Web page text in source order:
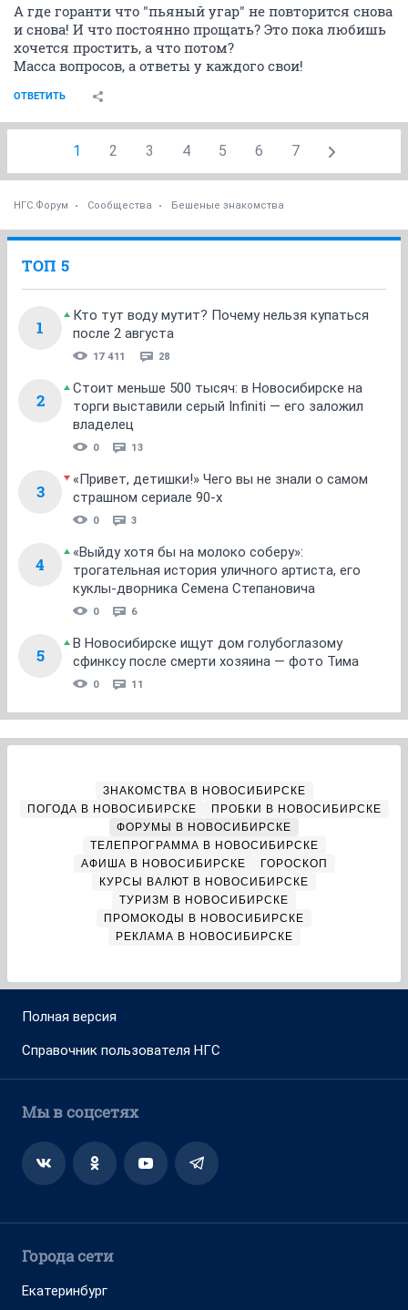
А где горанти что "пьяный угар" не повторится снова
и снова! И что постоянно прощать? Это пока любишь
хочется простить, а что потом?
Масса вопросов, а ответы у каждого свои!
ОТВЕТИТЬ
1 2 3 4 5 6 7
НГС.Форум Сообщества Бешеные знакомства
ТОП 5
1
Кто тут воду мутит? Почему нельзя купаться
после 2 августа
17 411 28
2
Стоит меньше 500 тысяч: в Новосибирске на
торги выставили серый Infiniti — его заложил
владелец
0 13
3
«Привет, детишки!» Чего вы не знали о самом
страшном сериале 90-х
0 3
4
«Выйду хотя бы на молоко соберу»:
трогательная история уличного артиста, его
куклы-дворника Семена Степановича
0 6
5
В Новосибирске ищут дом голубоглазому
сфинксу после смерти хозяина — фото Тима
0 11
ЗНАКОМСТВА В НОВОСИБИРСКЕ
ПОГОДА В НОВОСИБИРСКЕ
ПРОБКИ В НОВОСИБИРСКЕ
ФОРУМЫ В НОВОСИБИРСКЕ
ТЕЛЕПРОГРАММА В НОВОСИБИРСКЕ
АФИША В НОВОСИБИРСКЕ
ГОРОСКОП
КУРСЫ ВАЛЮТ В НОВОСИБИРСКЕ
ТУРИЗМ В НОВОСИБИРСКЕ
ПРОМОКОДЫ В НОВОСИБИРСКЕ
РЕКЛАМА В НОВОСИБИРСКЕ
Полная версия
Справочник пользователя НГС
Мы в соцсетях
Города сети
Екатеринбург